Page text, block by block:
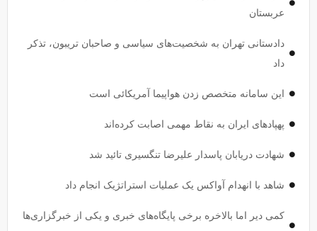
عربستان
دادستانی تهران به شخصیت‌های سیاسی و صاحبان تریبون، تذکر
داد
این سامانه متخصص زدن هواپیما آمریکائی است
پهپاد‌های ایران به نقاط مهمی اصابت کرده‌اند
شهادت دریابان پاسدار علیرضا تنگسیری تائید شد
شاهد با انهدام آواکس یک عملیات استراتژیک انجام داد
کمی دیر اما بالاخره برخی پایگاه‌های خبری و یکی از خبرگزاری‌ها